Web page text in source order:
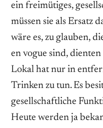
ein freimütiges,
müssen sie als Ersatz
wäre es, zu glauben,
en vogue sind,
Lokal hat nur in
Trinken zu tun. Es
gesellschaftliche
Heute werden ja